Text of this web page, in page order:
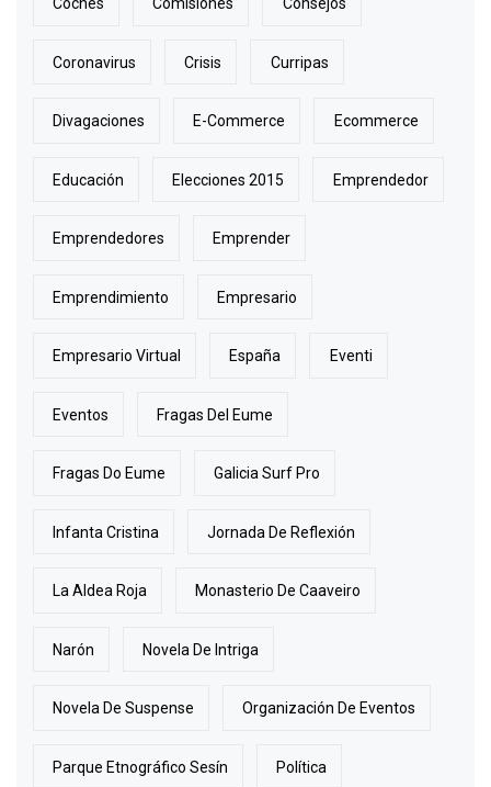
Coronavirus Crisis Curripas
Divagaciones E-Commerce Ecommerce
Educación Elecciones 2015 Emprendedor
Emprendedores Emprender
Emprendimiento Empresario
Empresario Virtual España Eventi
Eventos Fragas Del Eume
Fragas Do Eume Galicia Surf Pro
Infanta Cristina Jornada De Reflexión
La Aldea Roja Monasterio De Caaveiro
Narón Novela De Intriga
Novela De Suspense Organización De Eventos
Parque Etnográfico Sesín Política